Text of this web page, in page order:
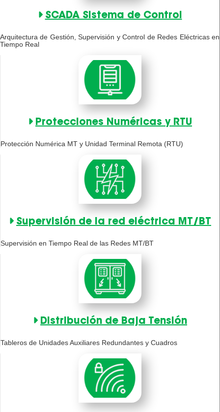
SCADA Sistema de Control
Arquitectura de Gestión, Supervisión y Control de Redes Eléctricas en
Tiempo Real
Protecciones Numéricas y RTU
Protección Numérica MT y Unidad Terminal Remota (RTU)
Supervisión de la red eléctrica MT/BT
Supervisión en Tiempo Real de las Redes MT/BT
Distribución de Baja Tensión
Tableros de Unidades Auxiliares Redundantes y Cuadros